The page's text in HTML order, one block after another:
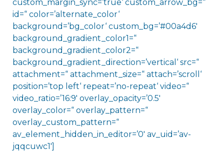
custom_margin_sync=’true‘ custom_arrow_bg=“
id=“ color=’alternate_color‘
background=’bg_color‘ custom_bg=’#00a4d6′
background_gradient_color1=“
background_gradient_color2=“
background_gradient_direction=’vertical‘ src=“
attachment=“ attachment_size=“ attach=’scroll‘
position=’top left‘ repeat=’no-repeat‘ video=“
video_ratio=’16:9′ overlay_opacity=’0.5′
overlay_color=“ overlay_pattern=“
overlay_custom_pattern=“
av_element_hidden_in_editor=’0′ av_uid=’av-
jqqcuwc1′]